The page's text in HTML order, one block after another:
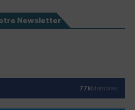
Newsletter
77kMembres